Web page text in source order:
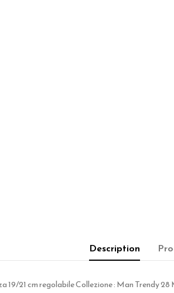
Description
19/21 cm regolabile Collezione : Man Trendy